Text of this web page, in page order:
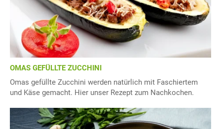
OMAS GEFÜLLTE ZUCCHINI
Omas gefüllte Zucchini werden natürlich mit Faschiertem
und Käse gemacht. Hier unser Rezept zum Nachkochen.